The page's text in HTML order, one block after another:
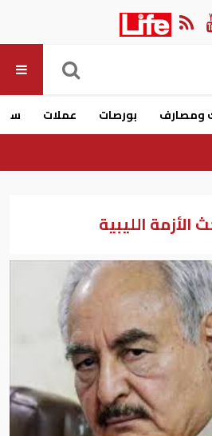
ومصارف بورصات عملات
الأزمة الليبية